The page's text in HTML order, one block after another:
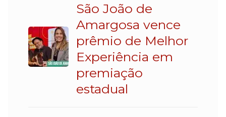
São João de
Amargosa vence
prêmio de Melhor
Experiência em
premiação
estadual